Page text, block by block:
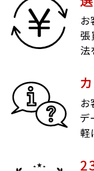
お
張
法
お
デ
軽